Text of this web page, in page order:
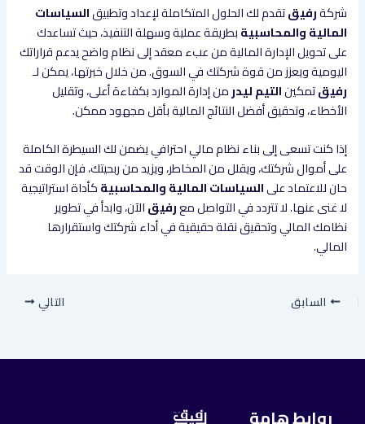
شركةرفيقتقدم لك الحلول المتكاملة لإعداد وتطبيقالسياسات
المالية والمحاسبيةبطريقة عملية وسهلة التنفيذ، حيث تساعدك
على تحويل الإدارة المالية من عبء معقد إلى نظام واضح يدعم قراراتك
اليومية ويعزز من قوة شركتك في السوق. من خلال خبرتها، يمكن لـ
رفيقتمكينالتيم ليدرمن إدارة الموارد بكفاءة أعلى، وتقليل
الأخطاء، وتحقيق أفضل النتائج المالية بأقل مجهود ممكن.
إذا كنت تسعى إلى بناء نظام مالي احترافي يضمن لك السيطرة الكاملة
على أموال شركتك، ويقلل من المخاطر، ويزيد من ربحيتك، فإن الوقت قد
حان للاعتماد علىالسياسات المالية والمحاسبيةكأداة استراتيجية
لا غنى عنها. لا تتردد في التواصل معرفيقالآن، وابدأ في تطوير
نظامك المالي وتحقيق نقلة حقيقية في أداء شركتك واستقرارها
المالي.
السابق التالي
روابط هامة